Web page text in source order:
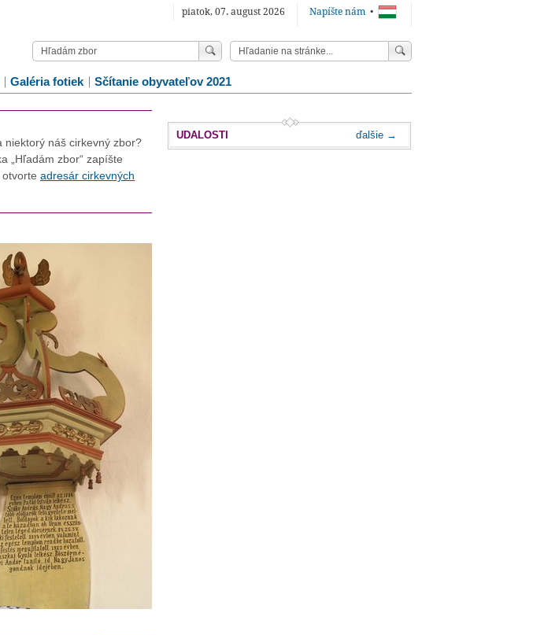
Napíšte nám •
piatok, 07. august 2026
Galéria fotiek Sčítanie obyvateľov 2021
niektorý náš cirkevný zbor?
„Hľadám zbor“ zapíšte
adresár cirkevných
UDALOSTI ďalšie →